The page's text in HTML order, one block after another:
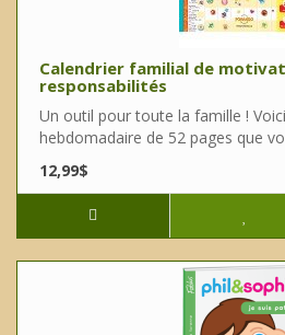
Calendrier familial de
responsabilités
Un outil pour toute la famille !
hebdomadaire de 52 pages que
12,99$